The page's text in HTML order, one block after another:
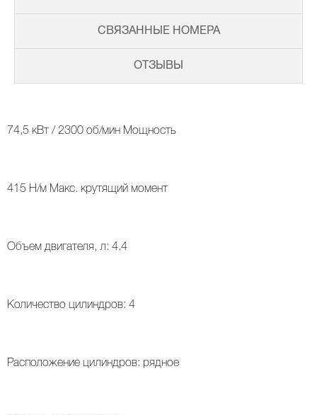
СВЯЗАННЫЕ НОМЕРА
ОТЗЫВЫ
74,5 кВт / 2300 об/мин Мощность
415 Н/м Макс. крутящий момент
Объем двигателя, л: 4.4
Количество цилиндров: 4
Расположение цилиндров: рядное